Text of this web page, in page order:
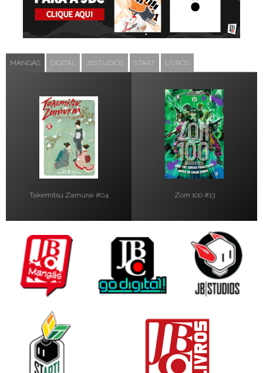
MANGÁS DIGITAL JBSTUDIOS START LIVROS
Takemitsu Zamurai #04 Zom 100 #13